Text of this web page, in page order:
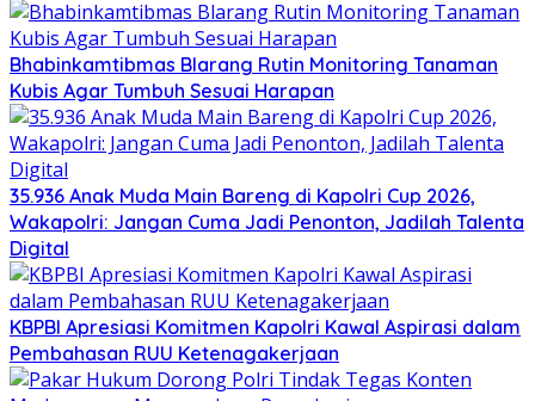
Bhabinkamtibmas Blarang Rutin Monitoring Tanaman
Kubis Agar Tumbuh Sesuai Harapan
35.936 Anak Muda Main Bareng di Kapolri Cup 2026,
Wakapolri: Jangan Cuma Jadi Penonton, Jadilah Talenta
Digital
KBPBI Apresiasi Komitmen Kapolri Kawal Aspirasi dalam
Pembahasan RUU Ketenagakerjaan